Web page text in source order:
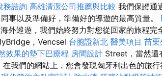
務諮詢 高雄清潔公司推薦與比較 我們保證通
事以及準備好，準備好的導遊的最高質量。
外巡遊，我們始終努力對您從回家的旅程完
，Vencsel 台胞證新北 醫美項目 苗栗
效果的墊下巴療程 房間設計 Street，當然還
在我們的網站上，您會發現匈牙利出色的旅行